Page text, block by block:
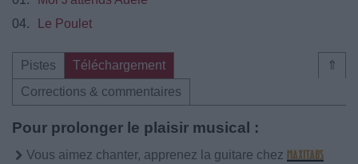
04.
Le Poulet
⇑
Pistes
Téléchargement
Corrections & commentaires
Pour prolonger le plaisir musical :
Vous aimez chanter, apprenez la guitare chez